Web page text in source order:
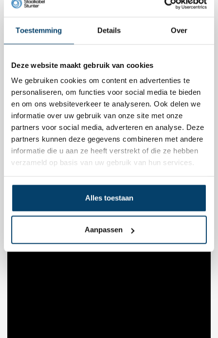
Toestemming Details Over
Deze website maakt gebruik van cookies
We gebruiken cookies om content en advertenties te
personaliseren, om functies voor social media te bieden
en om ons websiteverkeer te analyseren. Ook delen we
informatie over uw gebruik van onze site met onze
partners voor social media, adverteren en analyse. Deze
partners kunnen deze gegevens combineren met andere
informatie die u aan ze heeft verstrekt of die ze hebben
verzameld op basis van uw gebruik van hun services.
Alles toestaan
Aanpassen
Afmetingen liftsocket:
Uitleg flimpje liftsocket
#liftsocket #draadhuis #wigklem
Product video